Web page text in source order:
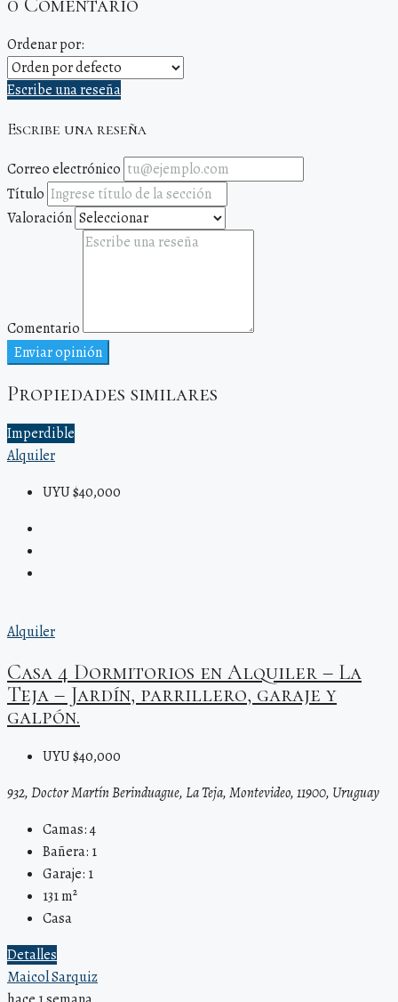
Ordenar por:
Escribe una reseña
Escribe una reseña
Correo electrónico
Título
Valoración
Comentario
Enviar opinión
Propiedades similares
Imperdible
Alquiler
UYU $40,000
Alquiler
Casa 4 Dormitorios en Alquiler – La
Teja – Jardín, parrillero, garaje y
galpón.
UYU $40,000
932, Doctor Martín Berinduague, La Teja, Montevideo, 11900, Uruguay
Camas:4
Bañera: 1
Garaje: 1
131m²
Casa
Detalles
Maicol Sarquiz